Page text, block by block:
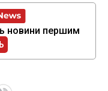
новини першим